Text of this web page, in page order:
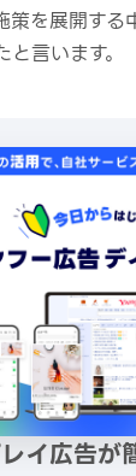
策を展開する
言います。
イ広告が